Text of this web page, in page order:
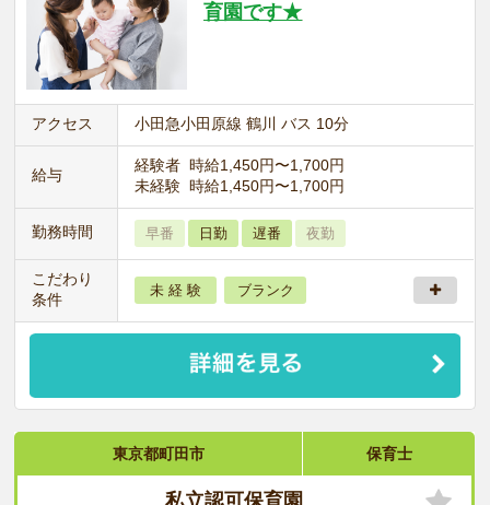
育園です★
アクセス 小田急小田原線 鶴川 バス 10分
給与
経験者 時給1,450円〜1,700円
未経験 時給1,450円〜1,700円
勤務時間 早番 日勤 遅番 夜勤
こだわり
条件
未 経 験 ブランク
東京都町田市 保育士